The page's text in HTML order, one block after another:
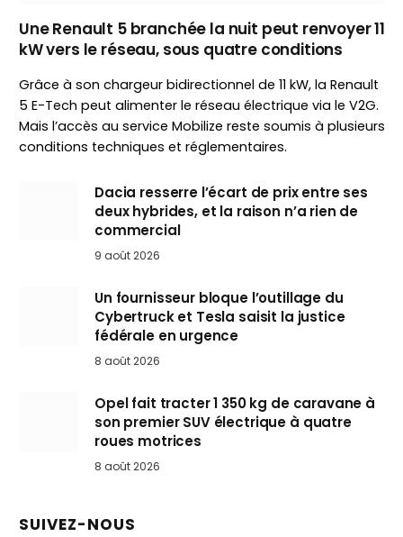
Une Renault 5 branchée la nuit peut renvoyer 11
kW vers le réseau, sous quatre conditions
Grâce à son chargeur bidirectionnel de 11 kW, la Renault
5 E-Tech peut alimenter le réseau électrique via le V2G.
Mais l’accès au service Mobilize reste soumis à plusieurs
conditions techniques et réglementaires.
Dacia resserre l’écart de prix entre ses
deux hybrides, et la raison n’a rien de
commercial
9 août 2026
Un fournisseur bloque l’outillage du
Cybertruck et Tesla saisit la justice
fédérale en urgence
8 août 2026
Opel fait tracter 1 350 kg de caravane à
son premier SUV électrique à quatre
roues motrices
8 août 2026
SUIVEZ-NOUS